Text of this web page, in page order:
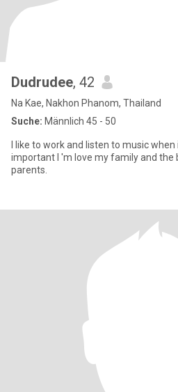
Dudrudee, 42
Na Kae, Nakhon Phanom, Thailand
Suche: Männlich 45 - 50
I like to work and listen to music
important I 'm love my family and
parents.